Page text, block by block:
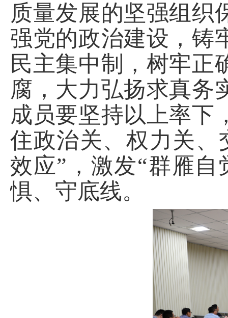
质量发展的坚强组织
强党的政治建设，铸
民主集中制，树牢正
腐，大力弘扬求真务
成员要坚持以上率下
住政治关、权力关、
效应”，激发“群雁
惧、守底线。